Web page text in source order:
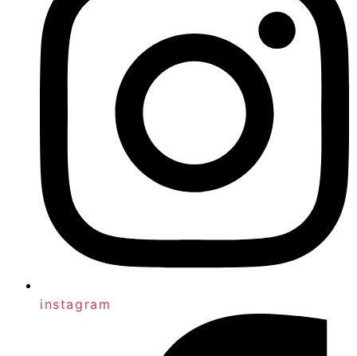
instagram